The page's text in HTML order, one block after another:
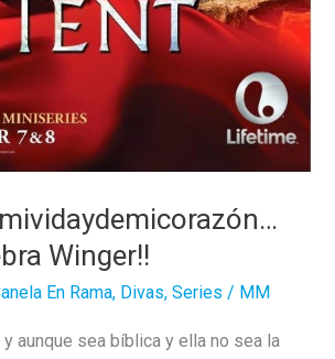
Winger!!
En Rama, Divas, Series / MM
y aunque sea bíblica y ella no sea la